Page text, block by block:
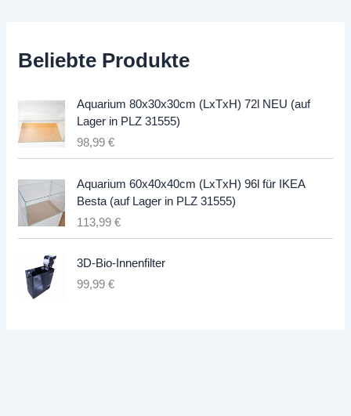
Beliebte Produkte
Aquarium 80x30x30cm (LxTxH) 72l NEU (auf
Lager in PLZ 31555)
98,99€
Aquarium 60x40x40cm (LxTxH) 96l für IKEA
Besta (auf Lager in PLZ 31555)
113,99€
3D-Bio-Innenfilter
99,99€